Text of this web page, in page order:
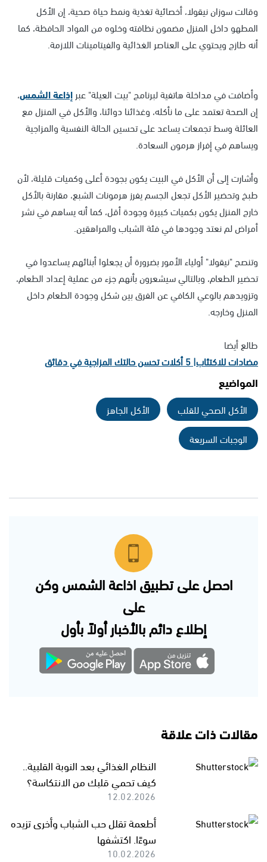
وقالت سوزان نيقولا، أخصائية تغذية ونمط حياة صحية، إن الأكل
المطهو داخل المنزل مضمون نظافته وخلوه من المواد الحافظة، كما
أنه طازج ويحتوي على العناصر الغذائية والفيتامينات اللازمة.
وأضافت في مداخلة هاتفية لبرنامج "بيت العيلة" عبرإذاعة الشمس،
إن الصحة تعتمد على ما نأكله، وغذائنا دوائنا، والأكل في المنزل مع
العائلة وسط تجمعات يساعد على تحسين الحالة النفسية والمزاجية
ويساهم في إفراز هرمون السعادة.
وأشارت إلى أن الأكل في البيت يكون بجودة أعلى وكميات قليلة، لأن
طبخ وتحضير الأكل تجعل الجسم يفرز هرمونات الشبع، مقارنة بالأكل
خارج المنزل يكون بكميات كبيرة وجودة أقل، كما أنه يساهم في نشر
أمراض لم نعتد وجودها في فئة الشباب والمراهقين.
وتنصح "نيقولا" أولياء الأمور بضرورة أن يجعلوا أبنائهم يساعدوا في
تحضير الطعام، وبالتالي سيشعرون بأنهم جزء من عملية إعداد الطعام،
وتزويدهم بالوعي الكافي عن الفرق بين شكل وجودة الطعام داخل
المنزل وخارجه.
طالع أيضا
مضادات للاكتئاب| 5 أكلات تحسن حالتك المزاجية في دقائق
المواضيع
الأكل الصحي للقلب
الأكل الجاهز
الوجبات السريعة
احصل على تطبيق اذاعة الشمس وكن
على
إطلاع دائم بالأخبار أولاً بأول
مقالات ذات علاقة
النظام الغذائي بعد النوبة القلبية..
كيف تحمي قلبك من الانتكاسة؟
12.02.2026
أطعمة تقلل حب الشباب وأخرى تزيده
سوءًا. اكتشفها
10.02.2026